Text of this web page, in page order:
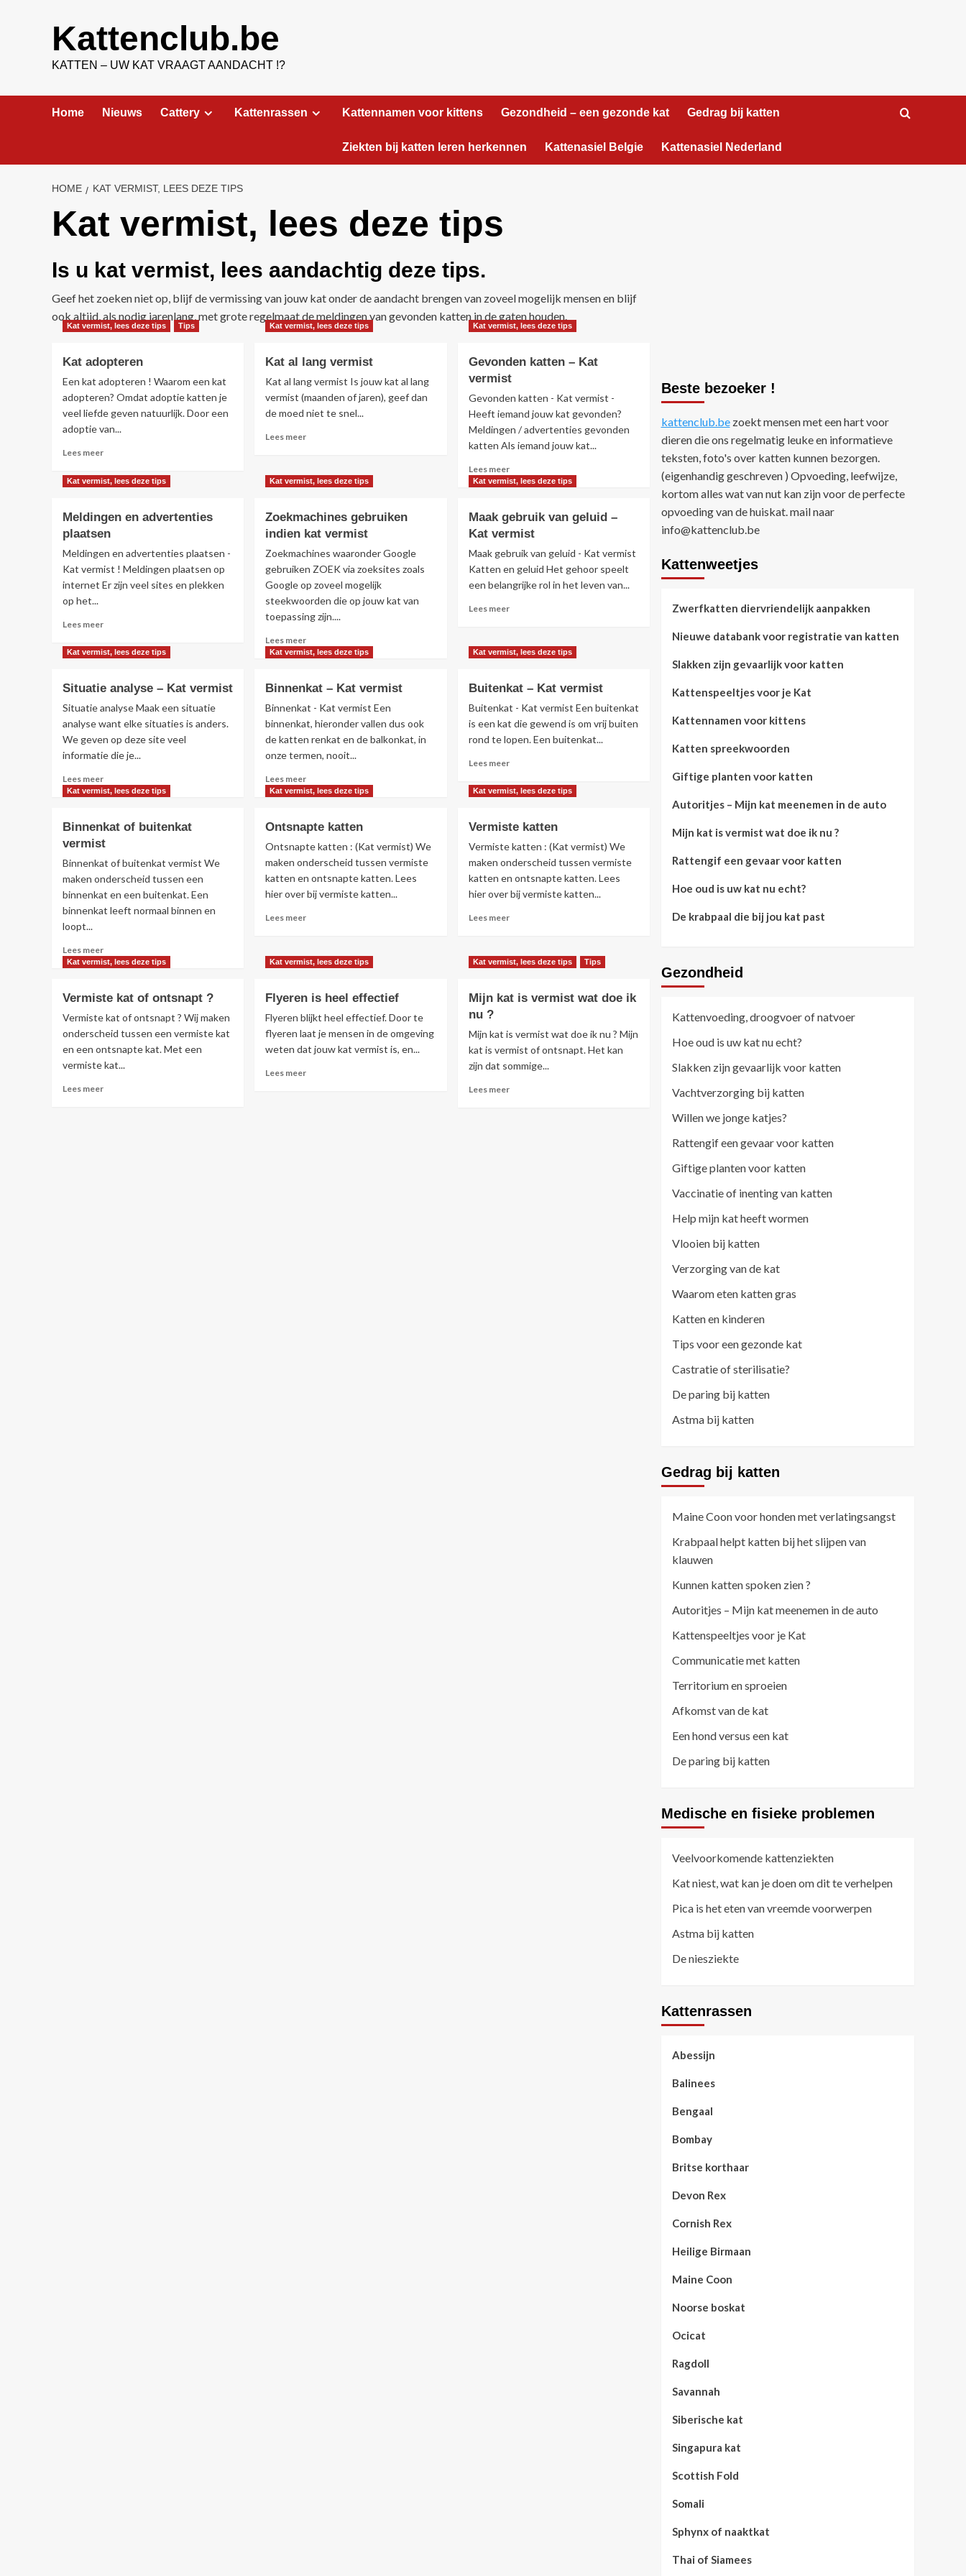
Kattenclub.be
KATTEN – UW KAT VRAAGT AANDACHT !?
Home Nieuws Cattery Kattenrassen Kattennamen voor kittens Gezondheid – een gezonde kat Gedrag bij katten
Ziekten bij katten leren herkennen Kattenasiel Belgie Kattenasiel Nederland
HOME KAT VERMIST, LEES DEZE TIPS
Kat vermist, lees deze tips
Is u kat vermist, lees aandachtig deze tips.
Geef het zoeken niet op, blijf de vermissing van jouw kat onder de aandacht brengen van zoveel mogelijk mensen en blijf
ook altijd, als nodig jarenlang, met grote regelmaat de meldingen van gevonden katten in de gaten houden.
Kat vermist, lees deze tips Tips
Kat adopteren
Een kat adopteren ! Waarom een kat
adopteren? Omdat adoptie katten je
veel liefde geven natuurlijk. Door een
adoptie van...
Lees meerLees
over
Kat vermist, lees deze tips
Kat al lang vermist
Kat al lang vermist Is jouw kat al lang
vermist (maanden of jaren), geef dan
de moed niet te snel...
Lees meerLees
Kat
al
vermist
Kat vermist, lees deze tips
Gevonden katten – Kat
vermist
Gevonden katten - Kat vermist -
Heeft iemand jouw kat gevonden?
Meldingen / advertenties gevonden
katten Als iemand jouw kat...
Lees meerLees
meer
katten
–
Kat
Kat vermist, lees deze tips
Meldingen en advertenties
plaatsen
Meldingen en advertenties plaatsen -
Kat vermist ! Meldingen plaatsen op
internet Er zijn veel sites en plekken
op het...
Lees meerLees
over
advertenties
plaatsen
Kat vermist, lees deze tips
Zoekmachines gebruiken
indien kat vermist
Zoekmachines waaronder Google
gebruiken ZOEK via zoeksites zoals
Google op zoveel mogelijk
steekwoorden die op jouw kat van
toepassing zijn....
Lees meerLees
meer
gebruiken
indien
kat
vermist
Kat vermist, lees deze tips
Maak gebruik van geluid –
Kat vermist
Maak gebruik van geluid - Kat vermist
Katten en geluid Het gehoor speelt
een belangrijke rol in het leven van...
Lees meerLees
Maak
gebruik
geluid
vermist
Kat vermist, lees deze tips
Situatie analyse – Kat vermist
Situatie analyse Maak een situatie
analyse want elke situaties is anders.
We geven op deze site veel
informatie die je...
Lees meerLees
meer
analyse
–
Kat
Kat vermist, lees deze tips
Binnenkat – Kat vermist
Binnenkat - Kat vermist Een
binnenkat, hieronder vallen dus ook
de katten renkat en de balkonkat, in
onze termen, nooit...
Lees meerLees
meer
–
Kat
vermist
Kat vermist, lees deze tips
Buitenkat – Kat vermist
Buitenkat - Kat vermist Een buitenkat
is een kat die gewend is om vrij buiten
rond te lopen. Een buitenkat...
Lees meerLees
over
Kat
vermist
Kat vermist, lees deze tips
Binnenkat of buitenkat
vermist
Binnenkat of buitenkat vermist We
maken onderscheid tussen een
binnenkat en een buitenkat. Een
binnenkat leeft normaal binnen en
loopt...
Lees meerLees
meer
of
buitenkat
vermist
Kat vermist, lees deze tips
Ontsnapte katten
Ontsnapte katten : (Kat vermist) We
maken onderscheid tussen vermiste
katten en ontsnapte katten. Lees
hier over bij vermiste katten...
Lees meerLees
Ontsnapte
katten
Kat vermist, lees deze tips
Vermiste katten
Vermiste katten : (Kat vermist) We
maken onderscheid tussen vermiste
katten en ontsnapte katten. Lees
hier over bij vermiste katten...
Lees meerLees
Vermiste
katten
Kat vermist, lees deze tips
Vermiste kat of ontsnapt ?
Vermiste kat of ontsnapt ? Wij maken
onderscheid tussen een vermiste kat
en een ontsnapte kat. Met een
vermiste kat...
Lees meerLees
Kat vermist, lees deze tips
Flyeren is heel effectief
Flyeren blijkt heel effectief. Door te
flyeren laat je mensen in de omgeving
weten dat jouw kat vermist is, en...
Lees meerLees
Kat vermist, lees deze tips Tips
Mijn kat is vermist wat doe ik
nu ?
Mijn kat is vermist wat doe ik nu ? Mijn
kat is vermist of ontsnapt. Het kan
zijn dat sommige...
Lees meerLees
Beste bezoeker !
kattenclub.bezoekt mensen met een hart voor
dieren die ons regelmatig leuke en informatieve
teksten, foto's over katten kunnen bezorgen.
(eigenhandig geschreven ) Opvoeding, leefwijze,
kortom alles wat van nut kan zijn voor de perfecte
opvoeding van de huiskat. mail naar
info@kattenclub.be
Kattenweetjes
Zwerfkatten diervriendelijk aanpakken
Nieuwe databank voor registratie van katten
Slakken zijn gevaarlijk voor katten
Kattenspeeltjes voor je Kat
Kattennamen voor kittens
Katten spreekwoorden
Giftige planten voor katten
Autoritjes – Mijn kat meenemen in de auto
Mijn kat is vermist wat doe ik nu ?
Rattengif een gevaar voor katten
Hoe oud is uw kat nu echt?
De krabpaal die bij jou kat past
Gezondheid
Kattenvoeding, droogvoer of natvoer
Hoe oud is uw kat nu echt?
Slakken zijn gevaarlijk voor katten
Vachtverzorging bij katten
Willen we jonge katjes?
Rattengif een gevaar voor katten
Giftige planten voor katten
Vaccinatie of inenting van katten
Help mijn kat heeft wormen
Vlooien bij katten
Verzorging van de kat
Waarom eten katten gras
Katten en kinderen
Tips voor een gezonde kat
Castratie of sterilisatie?
De paring bij katten
Astma bij katten
Gedrag bij katten
Maine Coon voor honden met verlatingsangst
Krabpaal helpt katten bij het slijpen van
klauwen
Kunnen katten spoken zien ?
Autoritjes – Mijn kat meenemen in de auto
Kattenspeeltjes voor je Kat
Communicatie met katten
Territorium en sproeien
Afkomst van de kat
Een hond versus een kat
De paring bij katten
Medische en fisieke problemen
Veelvoorkomende kattenziekten
Kat niest, wat kan je doen om dit te verhelpen
Pica is het eten van vreemde voorwerpen
Astma bij katten
De niesziekte
Kattenrassen
Abessijn
Balinees
Bengaal
Bombay
Britse korthaar
Devon Rex
Cornish Rex
Heilige Birmaan
Maine Coon
Noorse boskat
Ocicat
Ragdoll
Savannah
Siberische kat
Singapura kat
Scottish Fold
Somali
Sphynx of naaktkat
Thai of Siamees